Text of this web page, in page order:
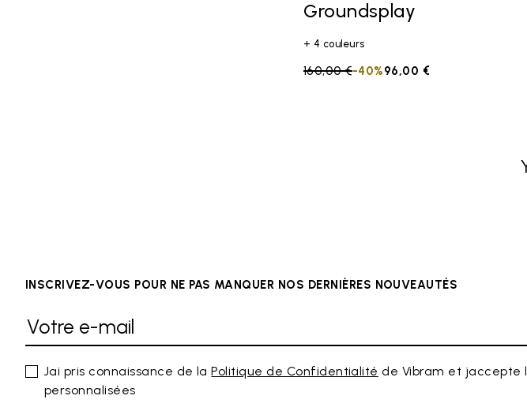
Groundsplay
+ 4 couleurs
Price reduced from
160,00 €to 96,00 €
-40%
INSCRIVEZ-VOUS POUR NE PAS MANQUER NOS DERNIÈRES NOUVEAUTÉS
Jai pris connaissance de laPolitique de Confidentialité de Vibram et jaccepte
personnalisées